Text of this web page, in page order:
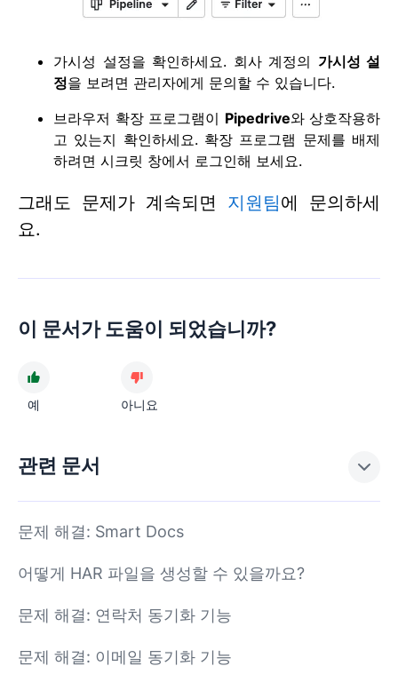
가시성 설정을 확인하세요. 회사 계정의 가시성 설
정을 보려면 관리자에게 문의할 수 있습니다.
브라우저 확장 프로그램이 Pipedrive와 상호작용하
고 있는지 확인하세요. 확장 프로그램 문제를 배제
하려면 시크릿 창에서 로그인해 보세요.
그래도 문제가 계속되면 지원팀에 문의하세
요.
이 문서가 도움이 되었습니까?
예 아니요
관련 문서
문제 해결: Smart Docs
어떻게 HAR 파일을 생성할 수 있을까요?
문제 해결: 연락처 동기화 기능
문제 해결: 이메일 동기화 기능